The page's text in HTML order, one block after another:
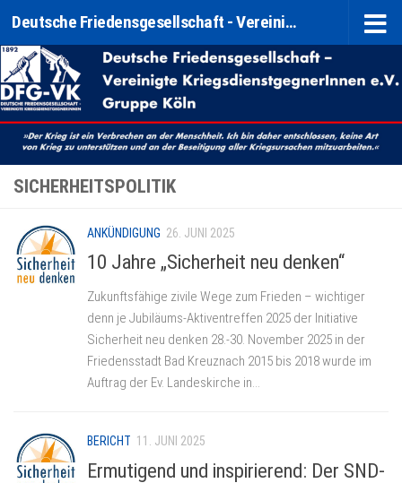
Zum Inhalt springen Deutsche Friedensgesellschaft - Vereinigte KriegsdienstgegnerInnen e. V. (DFG-VK) Gruppe Köln
SICHERHEITSPOLITIK
ANKÜNDIGUNG 26. JUNI 2025
10 Jahre „Sicherheit neu denken“
Zukunftsfähige zivile Wege zum Frieden – wichtiger
denn je Jubiläums-Aktiventreffen 2025 der Initiative
Sicherheit neu denken 28.-30. November 2025 in der
Friedensstadt Bad Kreuznach 2015 bis 2018 wurde im
Auftrag der Ev. Landeskirche in...
BERICHT 11. JUNI 2025
Ermutigend und inspirierend: Der SND-